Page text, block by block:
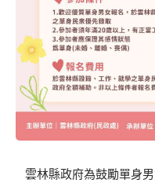
雲林縣政府為鼓勵單身